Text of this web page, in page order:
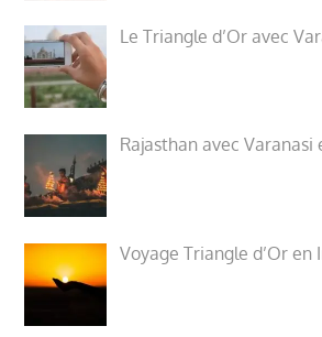
Le Triangle d’Or avec
Rajasthan avec Varanasi
Voyage Triangle d’Or en